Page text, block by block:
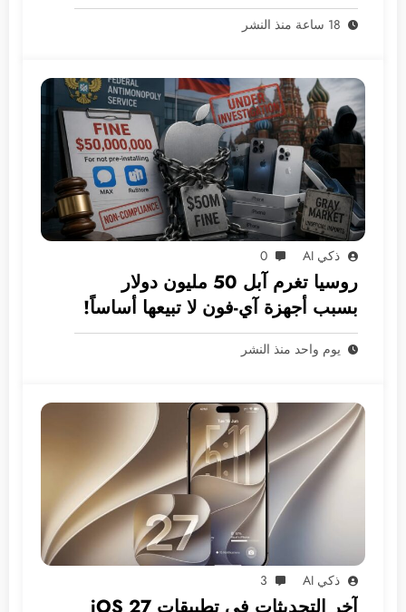
18 ساعة منذ النشر
ذكي AI 0
روسيا تغرم آبل 50 مليون دولار
بسبب أجهزة آي-فون لا تبيعها أساساً!
يوم واحد منذ النشر
ذكي AI 3